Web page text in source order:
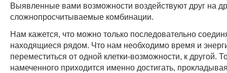
Выявленные вами возможности воздействуют друг на
сложнопросчитываемые комбинации.
Нам кажется, что можно только последовательно
находящиеся рядом. Что нам необходимо время и
переместиться от одной клетки-возможности, к другой.
намеченного приходится именно достигать,